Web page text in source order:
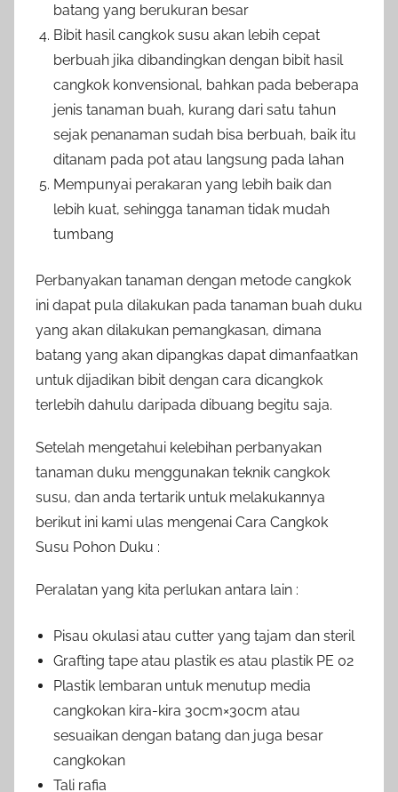
batang yang berukuran besar
Bibit hasil cangkok susu akan lebih cepat
berbuah jika dibandingkan dengan bibit hasil
cangkok konvensional, bahkan pada beberapa
jenis tanaman buah, kurang dari satu tahun
sejak penanaman sudah bisa berbuah, baik itu
ditanam pada pot atau langsung pada lahan
Mempunyai perakaran yang lebih baik dan
lebih kuat, sehingga tanaman tidak mudah
tumbang
Perbanyakan tanaman dengan metode cangkok
ini dapat pula dilakukan pada tanaman buah duku
yang akan dilakukan pemangkasan, dimana
batang yang akan dipangkas dapat dimanfaatkan
untuk dijadikan bibit dengan cara dicangkok
terlebih dahulu daripada dibuang begitu saja.
Setelah mengetahui kelebihan perbanyakan
tanaman duku menggunakan teknik cangkok
susu, dan anda tertarik untuk melakukannya
berikut ini kami ulas mengenai Cara Cangkok
Susu Pohon Duku :
Peralatan yang kita perlukan antara lain :
Pisau okulasi atau cutter yang tajam dan steril
Grafting tape atau plastik es atau plastik PE 02
Plastik lembaran untuk menutup media
cangkokan kira-kira 30cm×30cm atau
sesuaikan dengan batang dan juga besar
cangkokan
Tali rafia